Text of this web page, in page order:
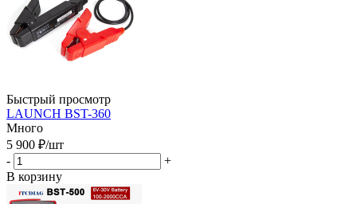
Быстрый просмотр
LAUNCH BST-360
Много
5 900 ₽/шт
-
+
В корзину